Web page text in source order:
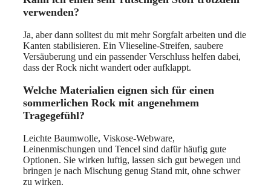
verwenden?
Ja, aber dann solltest du mit mehr Sorgfalt arbeiten und die
Kanten stabilisieren. Ein Vlieseline-Streifen, saubere
Versäuberung und ein passender Verschluss helfen dabei,
dass der Rock nicht wandert oder aufklappt.
Welche Materialien eignen sich für einen
sommerlichen Rock mit angenehmem
Tragegefühl?
Leichte Baumwolle, Viskose-Webware,
Leinenmischungen und Tencel sind dafür häufig gute
Optionen. Sie wirken luftig, lassen sich gut bewegen und
bringen je nach Mischung genug Stand mit, ohne schwer
zu wirken.